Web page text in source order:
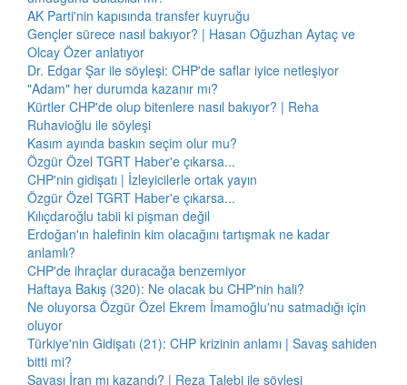
AK Parti'nin kapısında transfer kuyruğu
Gençler sürece nasıl bakıyor? | Hasan Oğuzhan Aytaç ve
Olcay Özer anlatıyor
Dr. Edgar Şar ile söyleşi: CHP'de saflar iyice netleşiyor
"Adam" her durumda kazanır mı?
Kürtler CHP'de olup bitenlere nasıl bakıyor? | Reha
Ruhavioğlu ile söyleşi
Kasım ayında baskın seçim olur mu?
Özgür Özel TGRT Haber'e çıkarsa...
CHP'nin gidişatı | İzleyicilerle ortak yayın
Özgür Özel TGRT Haber'e çıkarsa...
Kılıçdaroğlu tabii ki pişman değil
Erdoğan'ın halefinin kim olacağını tartışmak ne kadar
anlamlı?
CHP'de ihraçlar duracağa benzemiyor
Haftaya Bakış (320): Ne olacak bu CHP'nin hali?
Ne oluyorsa Özgür Özel Ekrem İmamoğlu'nu satmadığı için
oluyor
Türkiye'nin Gidişatı (21): CHP krizinin anlamı | Savaş sahiden
bitti mi?
Savaşı İran mı kazandı? | Reza Talebi ile söyleşi